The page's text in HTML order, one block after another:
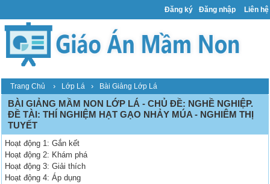
Đăng ký Đăng nhập Liên hệ
Trang Chủ › Lớp Lá › Bài Giảng Lớp Lá
BÀI GIẢNG MẦM NON LỚP LÁ - CHỦ ĐỀ: NGHỀ NGHIỆP.
ĐỀ TÀI: THÍ NGHIỆM HẠT GẠO NHẢY MÚA - NGHIÊM THỊ
TUYẾT
Hoạt động 1: Gắn kết
Hoạt động 2: Khám phá
Hoạt động 3: Giải thích
Hoạt động 4: Áp dụng